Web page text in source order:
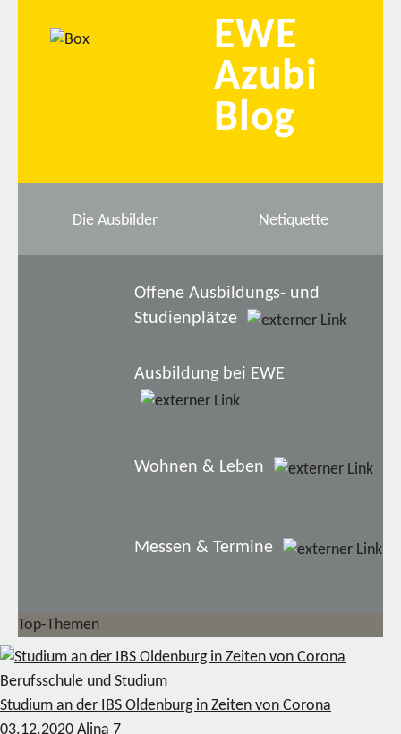
EWE
Azubi
Blog
Die Ausbilder Netiquette
Offene Ausbildungs- und
Studienplätze
Ausbildung bei EWE
Wohnen & Leben
Messen & Termine
Top-Themen
Berufsschule und Studium
Studium an der IBS Oldenburg in Zeiten von Corona
03.12.2020 Alina 7